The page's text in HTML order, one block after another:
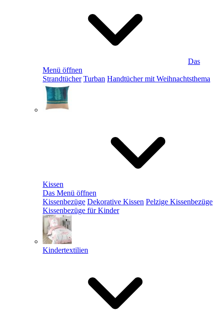
Das
Menü öffnen
Strandtücher Turban Handtücher mit Weihnachtsthema
Kissen
Das Menü öffnen
Kissenbezüge Dekorative Kissen Pelzige Kissenbezüge
Kissenbezüge für Kinder
Kindertextilien